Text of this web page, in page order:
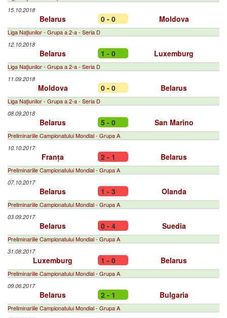
15.10.2018
Belarus 0 - 0 Moldova
Liga Naţiunilor - Grupa a 2-a - Seria D
12.10.2018
Belarus 1 - 0 Luxemburg
Liga Naţiunilor - Grupa a 2-a - Seria D
11.09.2018
Moldova 0 - 0 Belarus
Liga Naţiunilor - Grupa a 2-a - Seria D
08.09.2018
Belarus 5 - 0 San Marino
Preliminariile Campionatului Mondial - Grupa A
10.10.2017
Franța 2 - 1 Belarus
Preliminariile Campionatului Mondial - Grupa A
07.10.2017
Belarus 1 - 3 Olanda
Preliminariile Campionatului Mondial - Grupa A
03.09.2017
Belarus 0 - 4 Suedia
Preliminariile Campionatului Mondial - Grupa A
31.08.2017
Luxemburg 1 - 0 Belarus
Preliminariile Campionatului Mondial - Grupa A
09.06.2017
Belarus 2 - 1 Bulgaria
Preliminariile Campionatului Mondial - Grupa A